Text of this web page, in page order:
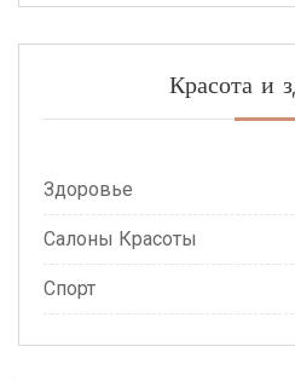
Красота и
Здоровье
Салоны Красоты
Спорт